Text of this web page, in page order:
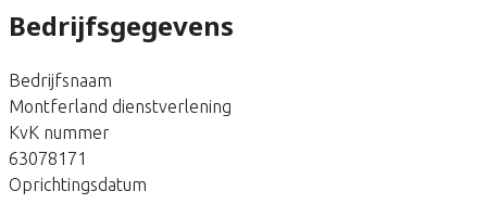
Bedrijfsgegevens
Bedrijfsnaam
Montferland dienstverlening
KvK nummer
63078171
Oprichtingsdatum